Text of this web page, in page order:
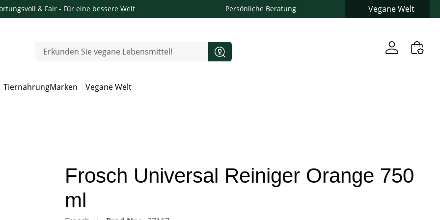
& Fair - Für eine bessere Welt Persönliche Beratung Vegane Welt
TiernahrungMarken
Vegane Welt
Frosch Universal Reiniger Orange 750
ml